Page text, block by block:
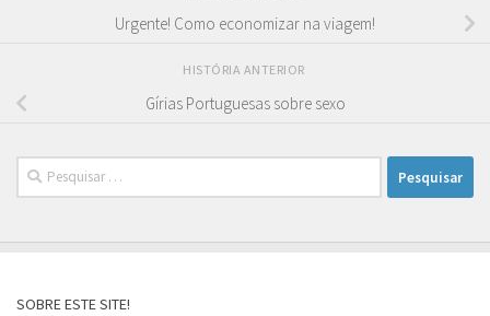
Urgente! Como economizar na viagem!
HISTÓRIA ANTERIOR
Gírias Portuguesas sobre sexo
Pesquisar
por:
SOBRE ESTE SITE!